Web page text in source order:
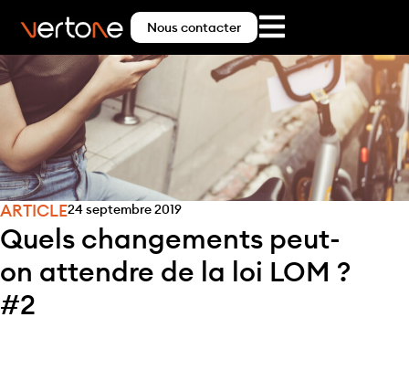
Nous contacter
ARTICLE24 septembre 2019
Quels changements peut-
on attendre de la loi LOM ?
#2